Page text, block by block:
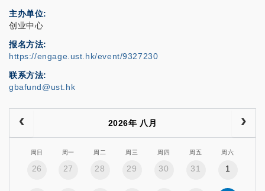
主办单位
创业中心
报名方法
https://engage.ust.hk/event/9327230
联系方法
gbafund@ust.hk
2026年 八月
周日 周一 周二 周三 周四 周五 周六
26 27 28 29 30 31 1